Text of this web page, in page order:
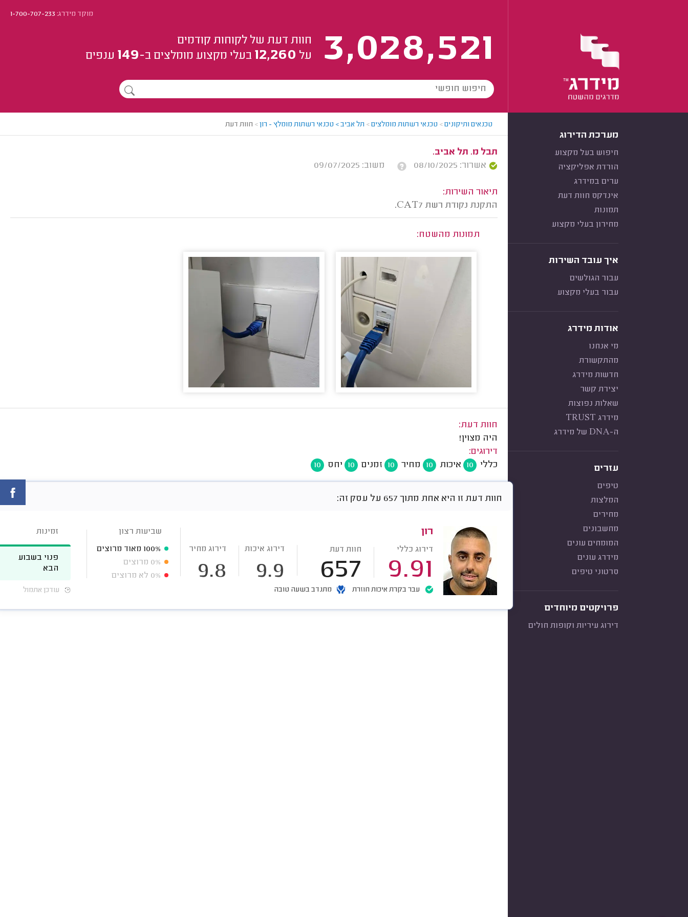
מוקד מידרג:1-700-707-233
3,028,521
חוות דעת של לקוחות קודמים
על 12,260 בעלי מקצוע מומלצים ב-149 ענפים
מערכת הדירוג
חיפוש בעל מקצוע
הורדת אפליקציה
ערים במידרג
אינדקס חוות דעת
תמונות
מחירון בעלי מקצוע
איך עובד השירות
עבור הגולשים
עבור בעלי מקצוע
אודות מידרג
מי אנחנו
מהתקשורת
חדשות מידרג
יצירת קשר
שאלות נפוצות
מידרג TRUST
ה-DNA של מידרג
עזרים
טיפים
המלצות
מחירים
מחשבונים
המומחים עונים
מידרג עונים
סרטוני טיפים
פרויקטים מיוחדים
דירוג עיריות וקופות חולים
טכנאים ותיקונים> טכנאי רשתות מומלצים> תל אביב > טכנאי רשתות מומלץ - רון> חוות דעת
תבל מ. תל אביב.
אשרור: 08/10/2025
משוב: 09/07/2025
תיאור השירות:
התקנת נקודת רשת CAT7.
תמונות מהשטח:
חוות דעת:
היה מצוין!
דירוגים:
כללי
10 איכות 10 מחיר 10 זמנים 10 יחס 10
חוות דעת זו היא אחת מתוך 657 על עסק זה:
רון
דירוג כללי
9.91
חוות דעת
657
דירוג איכות
9.9
דירוג מחיר
9.8
עבר בקרת איכות חוזרת מתנדב בשעה טובה
שביעות רצון
100% מאוד מרוצים
0% מרוצים
0% לא מרוצים
זמינות
פנוי בשבוע
הבא
עודכן אתמול